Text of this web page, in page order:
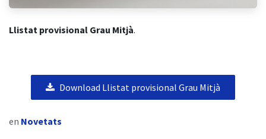
Llistat provisional Grau Mitjà.
Download Llistat provisional Grau Mitjà
en Novetats